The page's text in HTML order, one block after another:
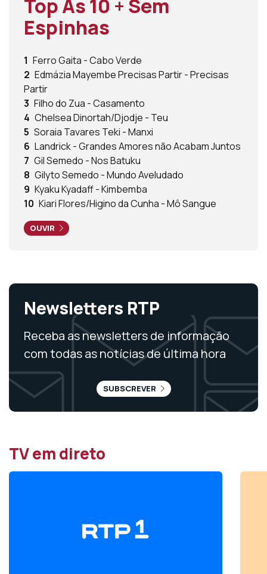
Top As 10 + Sem
Espinhas
1 Ferro Gaita - Cabo Verde
2 Edmázia Mayembe Precisas Partir - Precisas
Partir
3 Filho do Zua - Casamento
4 Chelsea Dinortah/Djodje - Teu
5 Soraia Tavares Teki - Manxi
6 Landrick - Grandes Amores não Acabam Juntos
7 Gil Semedo - Nos Batuku
8 Gilyto Semedo - Mundo Aveludado
9 Kyaku Kyadaff - Kimbemba
10 Kiari Flores/Higino da Cunha - Mô Sangue
OUVIR
Newsletters RTP
Receba as newsletters de informação
com todas as notícias de última hora
SUBSCREVER
TV em direto